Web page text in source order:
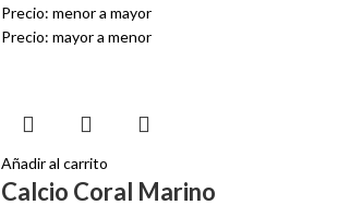
Precio: menor a mayor
Precio: mayor a menor
Añadir al carrito
Calcio Coral Marino